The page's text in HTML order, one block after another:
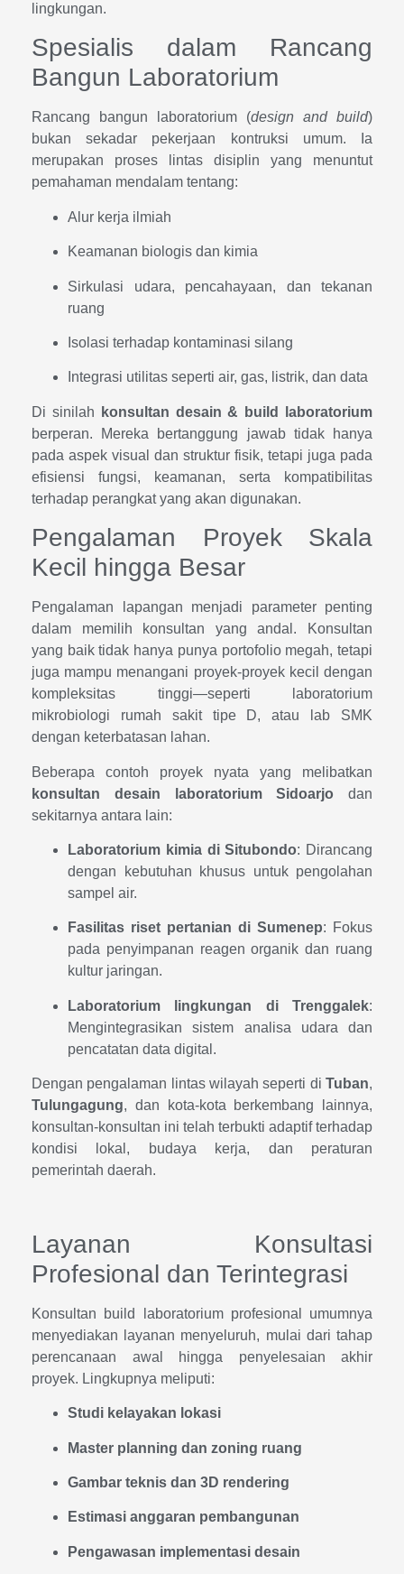
lingkungan.
Spesialis dalam Rancang
Bangun Laboratorium
Rancang bangun laboratorium (design and build)
bukan sekadar pekerjaan kontruksi umum. Ia
merupakan proses lintas disiplin yang menuntut
pemahaman mendalam tentang:
Alur kerja ilmiah
Keamanan biologis dan kimia
Sirkulasi udara, pencahayaan, dan tekanan
ruang
Isolasi terhadap kontaminasi silang
Integrasi utilitas seperti air, gas, listrik, dan data
Di sinilah
konsultan desain & build laboratorium
berperan. Mereka bertanggung jawab tidak hanya
pada aspek visual dan struktur fisik, tetapi juga pada
efisiensi fungsi, keamanan, serta kompatibilitas
terhadap perangkat yang akan digunakan.
Pengalaman Proyek Skala
Kecil hingga Besar
Pengalaman lapangan menjadi parameter penting
dalam memilih konsultan yang andal. Konsultan
yang baik tidak hanya punya portofolio megah, tetapi
juga mampu menangani proyek-proyek kecil dengan
kompleksitas tinggi—seperti laboratorium
mikrobiologi rumah sakit tipe D, atau lab SMK
dengan keterbatasan lahan.
Beberapa contoh proyek nyata yang melibatkan
konsultan desain laboratorium Sidoarjo dan
sekitarnya antara lain:
Laboratorium kimia di Situbondo: Dirancang
dengan kebutuhan khusus untuk pengolahan
sampel air.
Fasilitas riset pertanian di Sumenep: Fokus
pada penyimpanan reagen organik dan ruang
kultur jaringan.
Laboratorium lingkungan di Trenggalek:
Mengintegrasikan sistem analisa udara dan
pencatatan data digital.
Dengan pengalaman lintas wilayah seperti di Tuban,
Tulungagung, dan kota-kota berkembang lainnya,
konsultan-konsultan ini telah terbukti adaptif terhadap
kondisi lokal, budaya kerja, dan peraturan
pemerintah daerah.
Layanan Konsultasi
Profesional dan Terintegrasi
Konsultan build laboratorium profesional umumnya
menyediakan layanan menyeluruh, mulai dari tahap
perencanaan awal hingga penyelesaian akhir
proyek. Lingkupnya meliputi:
Studi kelayakan lokasi
Master planning dan zoning ruang
Gambar teknis dan 3D rendering
Estimasi anggaran pembangunan
Pengawasan implementasi desain